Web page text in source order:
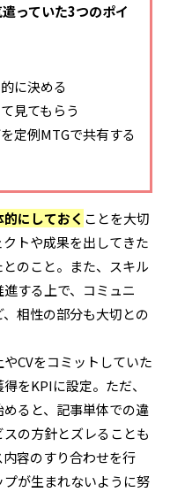
っていた3つのポイ
に決める
見てもらう
定例MTGで共有する
にしておく ことを大切
トや成果を出してきた
のこと。また、スキル
する上で、コミュニ
相性の部分も大切との
CVをコミットしていた
をKPIに設定。ただ、
ると、記事単体での違
の方針とズレることも
容のすり合わせを行
が生まれないように努